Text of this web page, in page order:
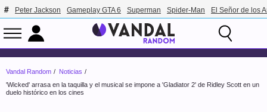
Peter Jackson Gameplay GTA 6 Superman Spider-Man El Señor de los
Vandal Random
Noticias
'Wicked' arrasa en la taquilla y el musical se impone a 'Gladiator 2' de Ridley Scott en un
duelo histórico en los cines